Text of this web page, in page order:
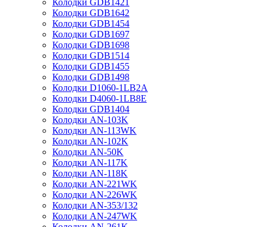
Колодки GDB1421
Колодки GDB1642
Колодки GDB1454
Колодки GDB1697
Колодки GDB1698
Колодки GDB1514
Колодки GDB1455
Колодки GDB1498
Колодки D1060-1LB2A
Колодки D4060-1LB8E
Колодки GDB1404
Колодки AN-103K
Колодки AN-113WK
Колодки AN-102K
Колодки AN-50K
Колодки AN-117K
Колодки AN-118K
Колодки AN-221WK
Колодки AN-226WK
Колодки AN-353/132
Колодки AN-247WK